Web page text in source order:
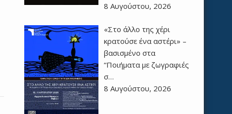
8 Αυγούστου, 2026
«Στο άλλο της χέρι
κρατούσε ένα αστέρι» –
βασισμένο στα
“Ποιήματα με ζωγραφιές
σ…
8 Αυγούστου, 2026